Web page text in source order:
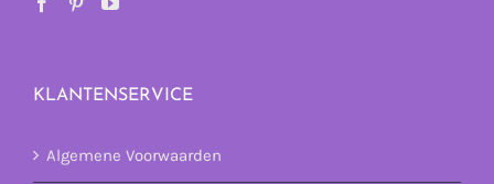
KLANTENSERVICE
Algemene Voorwaarden